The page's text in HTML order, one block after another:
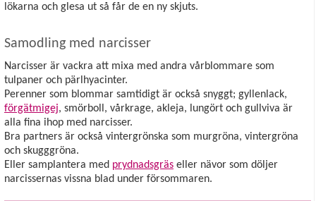
lökarna och glesa ut så får de en ny skjuts.
Samodling med narcisser
Narcisser är vackra att mixa med andra vårblommare som
tulpaner och pärlhyacinter.
Perenner som blommar samtidigt är också snyggt; gyllenlack,
förgätmigej, smörboll, vårkrage, akleja, lungört och gullviva är
alla fina ihop med narcisser.
Bra partners är också vintergrönska som murgröna, vintergröna
och skugggröna.
Eller samplantera med prydnadsgräs eller nävor som döljer
narcissernas vissna blad under försommaren.